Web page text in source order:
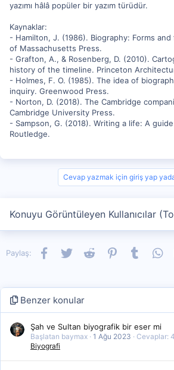
yazımı hâlâ popüler bir yazım türüdür.
Kaynaklar:
- Hamilton, J. (1986). Biography: Forms
of Massachusetts Press.
- Grafton, A., & Rosenberg, D. (2010).
history of the timeline. Princeton
- Holmes, F. O. (1985). The idea of
inquiry. Greenwood Press.
- Norton, D. (2018). The Cambridge
Cambridge University Press.
- Sampson, G. (2018). Writing a life: A
Routledge.
Cevap yazmak için giriş yap
Konuyu Görüntüleyen Kullanıcılar
Paylaş: Facebook
TwitterReddit PinterestTumblr
Benzer konular
Şah ve Sultan biyografik bir eser mi
Başlatan baymax 1 Ağu 2023
Cevaplar: 4
Biyografi